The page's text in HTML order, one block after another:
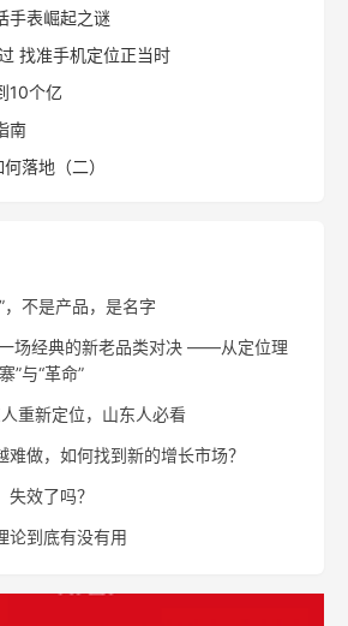
手表崛起之谜
找准手机定位正当时
10个亿
南
落地（二）
，不是产品，是名字
场经典的新老品类对决 ——从定位理
”与“革命”
重新定位，山东人必看
做，如何找到新的增长市场？
失效了吗？
论到底有没有用